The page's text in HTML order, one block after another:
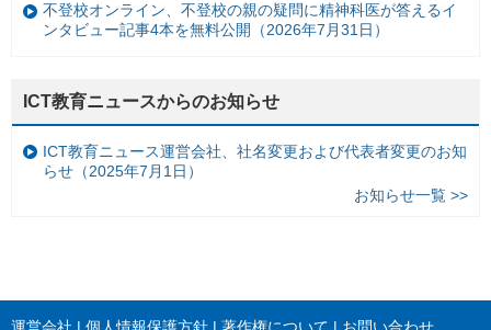
不登校オンライン、不登校の親の疑問に精神科医が答えるイ
ンタビュー記事4本を無料公開（2026年7月31日）
ICT教育ニュースからのお知らせ
ICT教育ニュース運営会社、社名変更および代表者変更のお知
らせ（2025年7月1日）
お知らせ一覧 >>
運営会社 個人情報保護方針 著作権について お問い合わせ